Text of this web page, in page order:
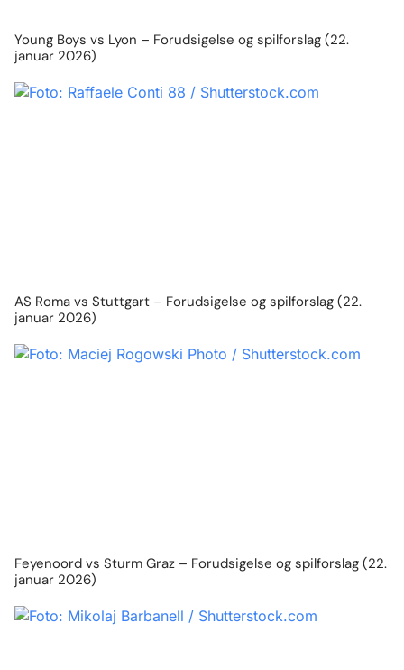
Young Boys vs Lyon – Forudsigelse og spilforslag (22.
januar 2026)
AS Roma vs Stuttgart – Forudsigelse og spilforslag (22.
januar 2026)
Feyenoord vs Sturm Graz – Forudsigelse og spilforslag (22.
januar 2026)